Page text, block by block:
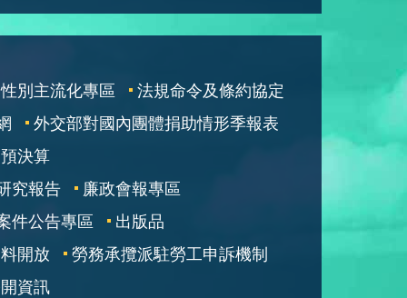
性別主流化專區
法規命令及條約協定
外交部對國內團體捐助情形季報表
決算
究報告
廉政會報專區
件公告專區
出版品
開放
勞務承攬派駐勞工申訴機制
資訊